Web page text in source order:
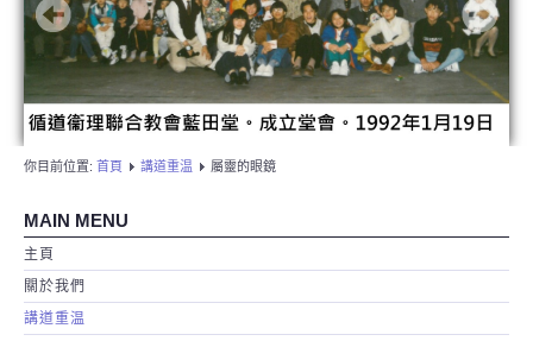
你目前位置: 首頁 講道重温 屬靈的眼鏡
MAIN MENU
主頁
關於我們
講道重温